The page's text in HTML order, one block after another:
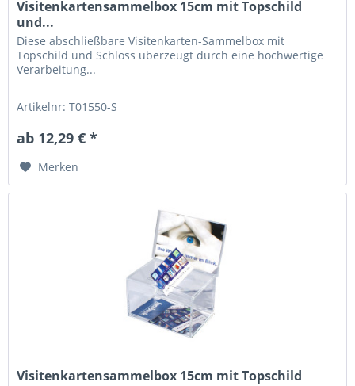
Visitenkartensammelbox 15cm mit Topschild
und...
Diese abschließbare Visitenkarten-Sammelbox mit
Topschild und Schloss überzeugt durch eine hochwertige
Verarbeitung...
Artikelnr: T01550-S
ab 12,29 € *
Merken
Visitenkartensammelbox 15cm mit Topschild